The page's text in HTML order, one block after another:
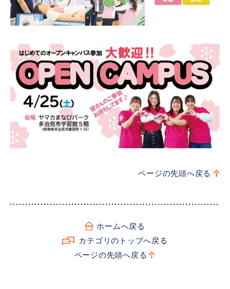
ページの先頭へ戻る
カテゴリのトップへ戻る
ホームへ戻る
ページの先頭へ戻る